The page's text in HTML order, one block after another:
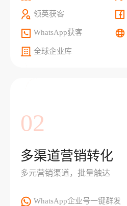
领英获客
WhatsApp获客
全球企业库
02
多渠道营销转化
多元营销渠道，批量触达
WhatsApp企业号一键群发